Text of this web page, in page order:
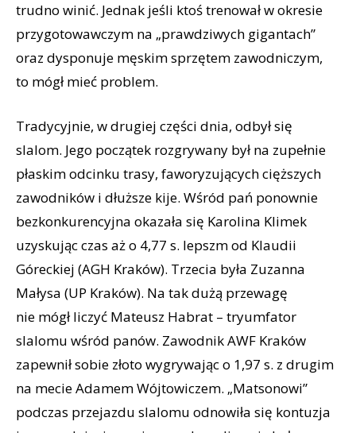
trudno winić. Jednak jeśli ktoś trenował w okresie
przygotowawczym na „prawdziwych gigantach”
oraz dysponuje męskim sprzętem zawodniczym,
to mógł mieć problem.
Tradycyjnie, w drugiej części dnia, odbył się
slalom. Jego początek rozgrywany był na zupełnie
płaskim odcinku trasy, faworyzujących cięższych
zawodników i dłuższe kije. Wśród pań ponownie
bezkonkurencyjna okazała się Karolina Klimek
uzyskując czas aż o 4,77 s. lepszm od Klaudii
Góreckiej (AGH Kraków). Trzecia była Zuzanna
Małysa (UP Kraków). Na tak dużą przewagę
nie mógł liczyć Mateusz Habrat – tryumfator
slalomu wśród panów. Zawodnik AWF Kraków
zapewnił sobie złoto wygrywając o 1,97 s. z drugim
na mecie Adamem Wójtowiczem. „Matsonowi”
podczas przejazdu slalomu odnowiła się kontuzja